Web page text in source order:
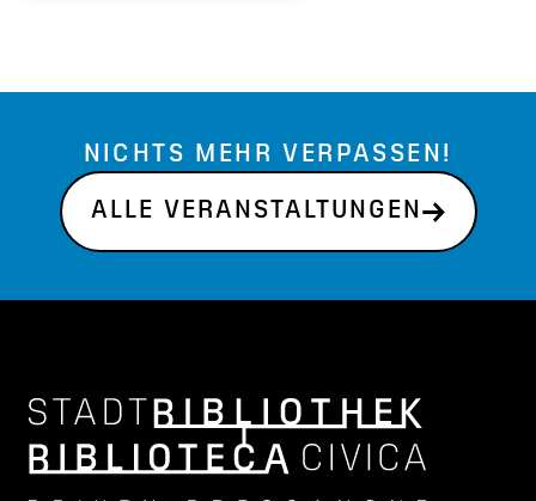
NICHTS MEHR VERPASSEN!
ALLE VERANSTALTUNGEN